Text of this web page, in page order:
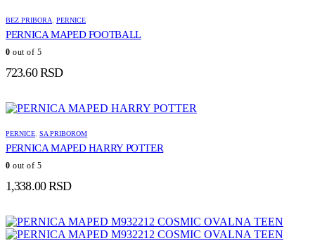
BEZ PRIBORA PERNICE
PERNICA MAPED FOOTBALL
0 out of 5
723.60RSD
PERNICE SA PRIBOROM
PERNICA MAPED HARRY POTTER
0 out of 5
1,338.00RSD